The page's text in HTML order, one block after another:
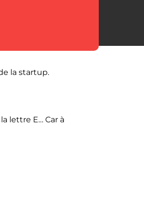
la startup.
lettre E… Car à